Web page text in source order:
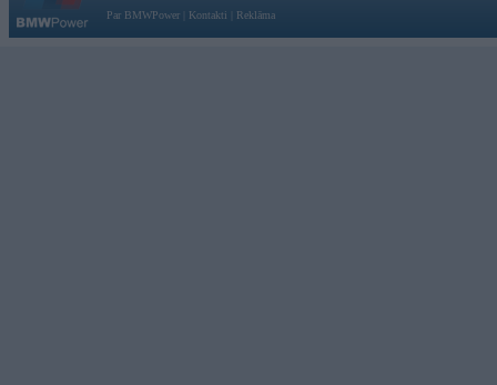
Par BMWPower
Kontakti Reklāma